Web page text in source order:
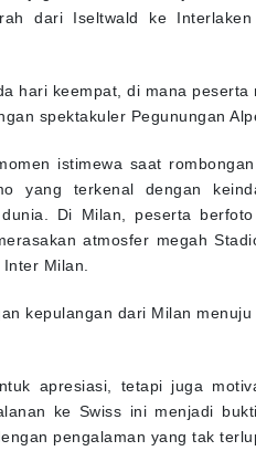
dari Iseltwald ke Interlaken
hari keempat, di mana peserta
spektakuler Pegunungan
istimewa saat
yang terkenal dengan
Di Milan, peserta
atmosfer megah
Milan.
kepulangan dari Milan
apresiasi, tetapi juga
ke Swiss ini menjadi
pengalaman yang tak